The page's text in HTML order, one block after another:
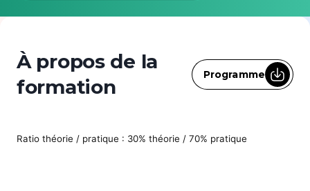
À propos de la
formation
Programme
Ratio théorie / pratique : 30% théorie / 70% pratique